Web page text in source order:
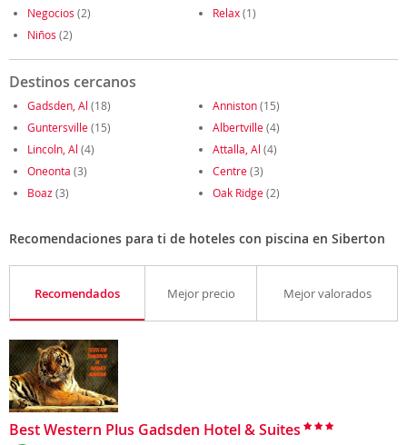
Negocios (2) Relax(1)
Niños (2)
Destinos cercanos
Gadsden, Al (18) Anniston(15)
Guntersville(15) Albertville(4)
Lincoln, Al (4) Attalla, Al (4)
Oneonta (3) Centre(3)
Boaz (3) Oak Ridge(2)
Recomendaciones para ti de hoteles con piscina en Siberton
Recomendados Mejor precio Mejor valorados
Best Western Plus Gadsden Hotel & Suites